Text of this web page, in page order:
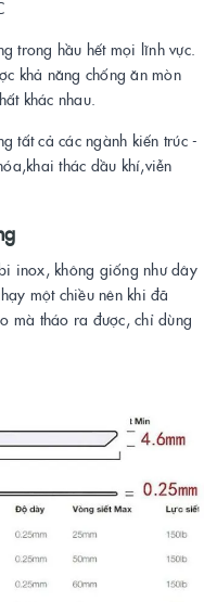
trong hầu hết mọi lĩnh vực.
khả năng chống ăn mòn
khác nhau.
tất cả các ngành kiến trúc -
thác dầu khí,viễn
inox, không giống như dây
một chiều nên khi đã
mà tháo ra được, chỉ dùng